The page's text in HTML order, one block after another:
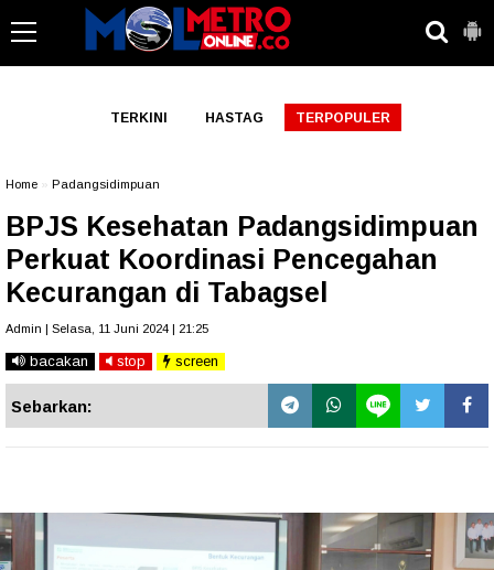
TERKINI HASTAG TERPOPULER
Home Padangsidimpuan
BPJS Kesehatan Padangsidimpuan
Perkuat Koordinasi Pencegahan
Kecurangan di Tabagsel
Admin | Selasa, 11 Juni 2024 | 21:25
bacakan stop screen
Sebarkan: